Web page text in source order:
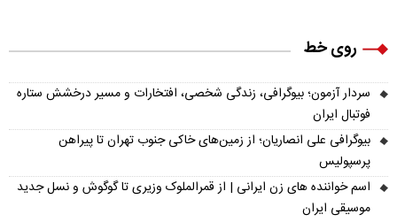
روی خط
سردار آزمون؛ بیوگرافی، زندگی شخصی، افتخارات و مسیر درخشش ستاره
فوتبال ایران
بیوگرافی علی انصاریان؛ از زمین‌های خاکی جنوب تهران تا پیراهن
پرسپولیس
اسم خواننده های زن ایرانی | از قمرالملوک وزیری تا گوگوش و نسل جدید
موسیقی ایران